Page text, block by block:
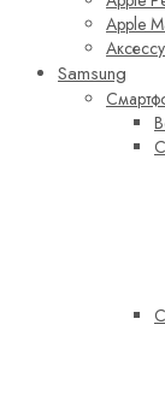
Apple
Samsung